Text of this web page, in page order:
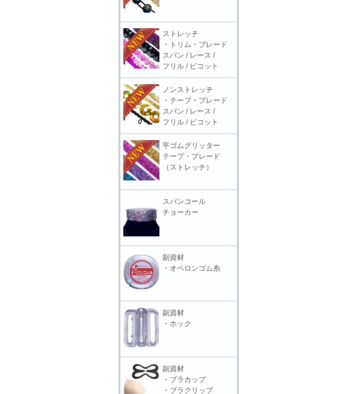
ストレッチ
・トリム・ブレード
スパン / レース /
フリル / ピコット
ノンストレッチ
・テープ・ブレード
スパン / レース /
フリル / ピコット
平ゴムグリッター
テープ・ブレード
（ストレッチ）
スパンコール
チョーカー
副資材
・オペロンゴム糸
副資材
・ホック
副資材
・ブラカップ
・ブラクリップ